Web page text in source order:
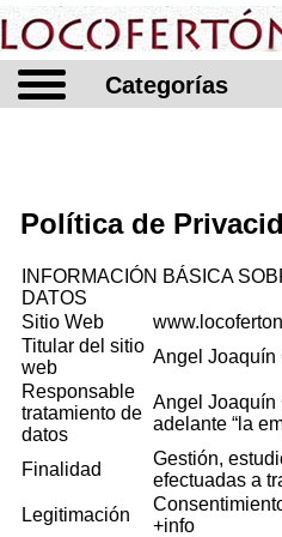
Categorías
Política de
INFORMACIÓN BÁSICA
DATOS
Sitio Web
Titular del sitio
web
Angel Joaquín
Responsable
tratamiento de
datos
Angel Joaquín
adelante “la
Finalidad
Gestión,
efectuadas a
Legitimación
+info